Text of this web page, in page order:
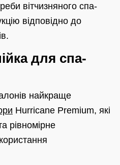
вітчизняного спа-
відповідно до
для спа-
найкраще
Hurricane Premium, які
рівномірне